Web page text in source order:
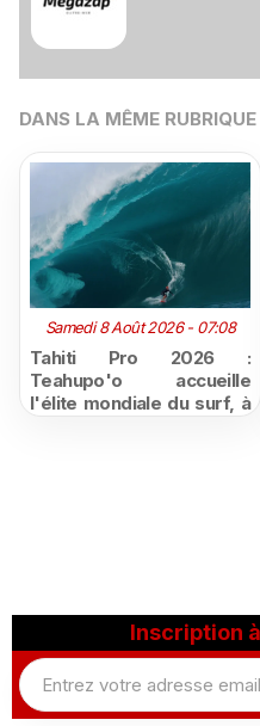
DANS LA MÊME RUBRIQUE
Samedi 8 Août 2026 - 07:08
Tahiti Pro 2026 :
Teahupo'o accueille
l'élite mondiale du surf, à
Inscription